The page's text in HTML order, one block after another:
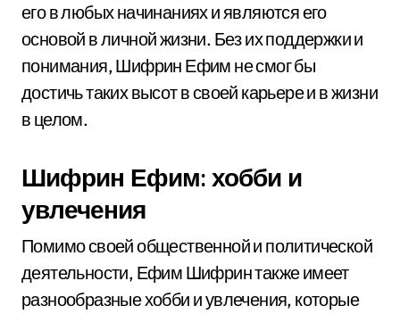
его в любых начинаниях и являются его
основой в личной жизни. Без их поддержки и
понимания, Шифрин Ефим не смог бы
достичь таких высот в своей карьере и в жизни
в целом.
Шифрин Ефим: хобби и
увлечения
Помимо своей общественной и политической
деятельности, Ефим Шифрин также имеет
разнообразные хобби и увлечения, которые